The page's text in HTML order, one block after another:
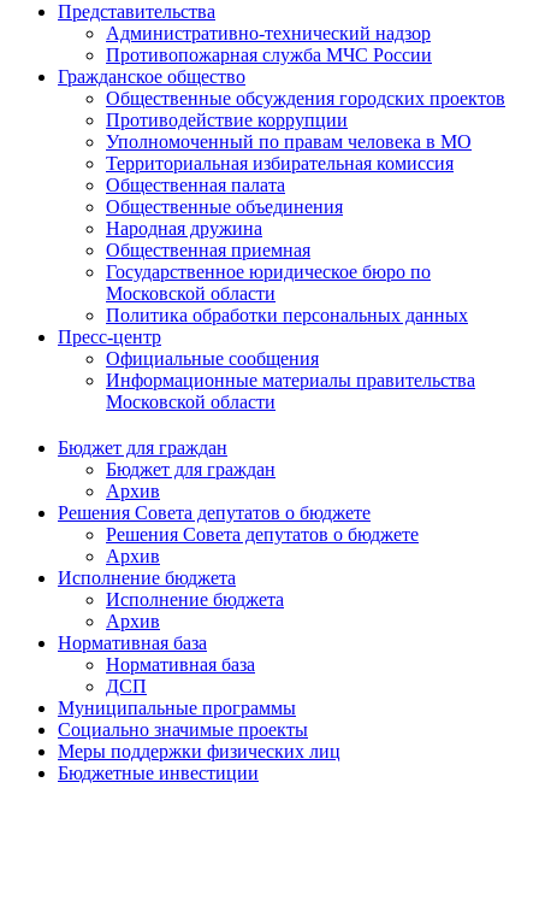
Представительства
Административно-технический надзор
Противопожарная служба МЧС России
Гражданское общество
Общественные обсуждения городских проектов
Противодействие коррупции
Уполномоченный по правам человека в МО
Территориальная избирательная комиссия
Общественная палата
Общественные объединения
Народная дружина
Общественная приемная
Государственное юридическое бюро по
Московской области
Политика обработки персональных данных
Пресс-центр
Официальные сообщения
Информационные материалы правительства
Московской области
Бюджет для граждан
Бюджет для граждан
Архив
Решения Совета депутатов о бюджете
Решения Совета депутатов о бюджете
Архив
Исполнение бюджета
Исполнение бюджета
Архив
Нормативная база
Нормативная база
ДСП
Муниципальные программы
Социально значимые проекты
Меры поддержки физических лиц
Бюджетные инвестиции